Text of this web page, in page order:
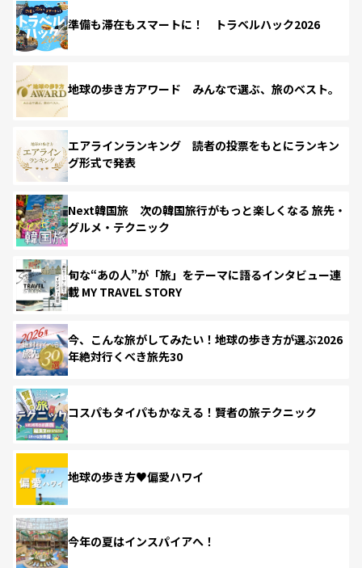
準備も滞在もスマートに！ トラベルハック2026
地球の歩き方アワード みんなで選ぶ、旅のベスト。
エアラインランキング 読者の投票をもとにランキン
グ形式で発表
Next韓国旅 次の韓国旅行がもっと楽しくなる 旅先・
グルメ・テクニック
旬な“あの人”が「旅」をテーマに語るインタビュー連
載 MY TRAVEL STORY
今、こんな旅がしてみたい！地球の歩き方が選ぶ2026
年絶対行くべき旅先30
コスパもタイパもかなえる！賢者の旅テクニック
地球の歩き方♥偏愛ハワイ
今年の夏はインスパイアへ！